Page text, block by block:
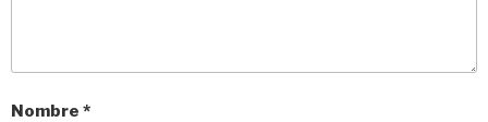
Nombre *